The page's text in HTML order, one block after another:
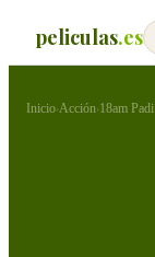
peliculas.es
Inicio›Acción›18am Padi